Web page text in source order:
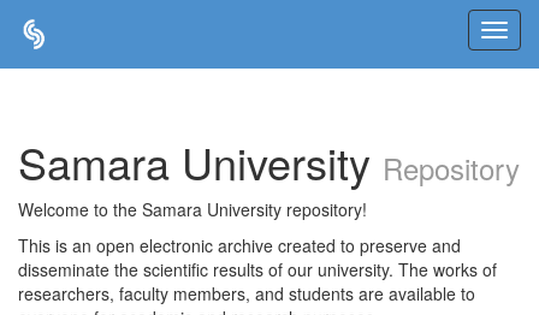
Samara University Repository
Welcome to the Samara University repository!
This is an open electronic archive created to preserve and
disseminate the scientific results of our university. The works of
researchers, faculty members, and students are available to